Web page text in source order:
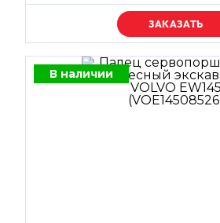
Уточняйте цену
В наличии